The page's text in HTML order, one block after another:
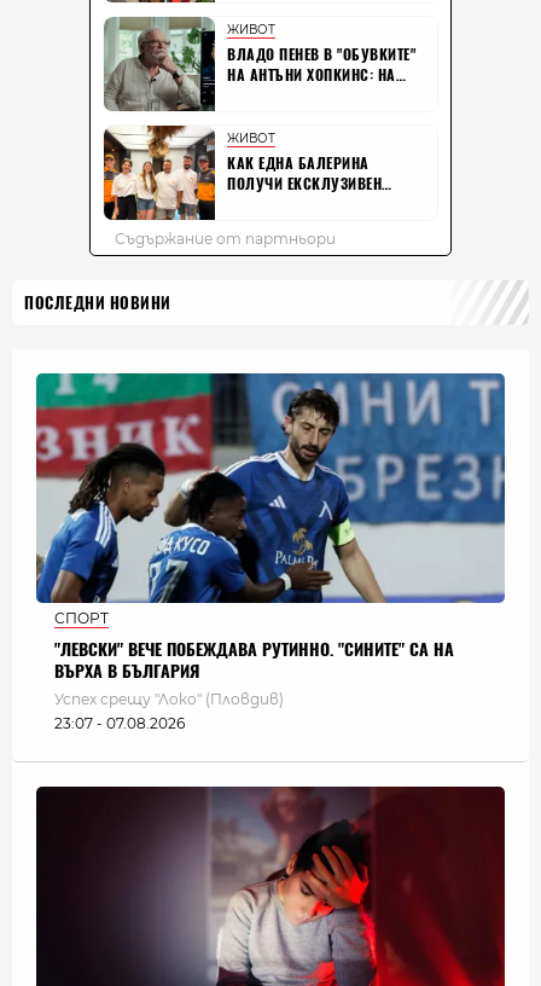
ПОСЛЕДНИ НОВИНИ
СПОРТ
"ЛЕВСКИ" ВЕЧЕ ПОБЕЖДАВА РУТИННО. "СИНИТЕ" СА НА
ВЪРХА В БЪЛГАРИЯ
Успех срещу "Локо" (Пловдив)
23:07 - 07.08.2026